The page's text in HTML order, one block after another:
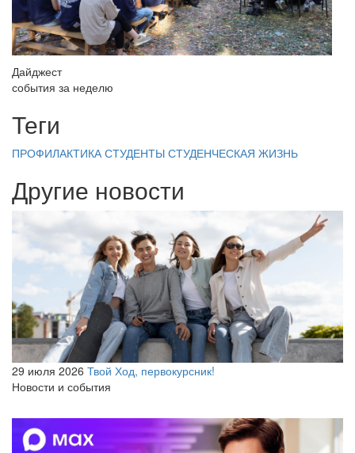
Дайджест
события за неделю
Теги
ПРОФИЛАКТИКА СТУДЕНТЫ СТУДЕНЧЕСКАЯ ЖИЗНЬ
Другие новости
29 июля 2026 Твой Ход, первокурсник!
Новости и события